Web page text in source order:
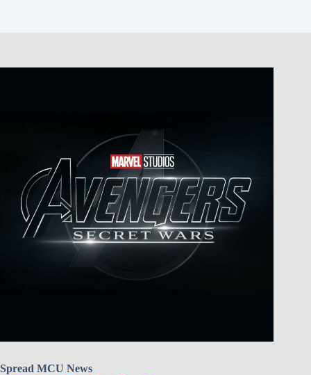
Spread MCU News